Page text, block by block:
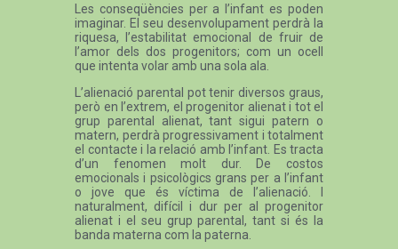
Les conseqüències per a l’infant es poden
imaginar. El seu desenvolupament perdrà la
riquesa, l’estabilitat emocional de fruir de
l’amor dels dos progenitors; com un ocell
que intenta volar amb una sola ala.
L’alienació parental pot tenir diversos graus,
però en l’extrem, el progenitor alienat i tot el
grup parental alienat, tant sigui patern o
matern, perdrà progressivament i totalment
el contacte i la relació amb l’infant. Es tracta
d’un fenomen molt dur. De costos
emocionals i psicològics grans per a l’infant
o jove que és víctima de l’alienació. I
naturalment, difícil i dur per al progenitor
alienat i el seu grup parental, tant si és la
banda materna com la paterna.